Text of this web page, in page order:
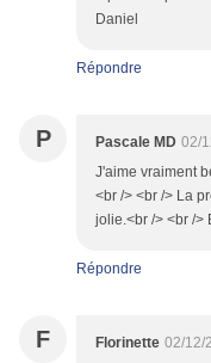
Daniel
Répondre
P Pascale MD 02/
J'aime vraiment
<br /> <br /> La
jolie.<br /> <br />
Répondre
F Florinette 02/12/